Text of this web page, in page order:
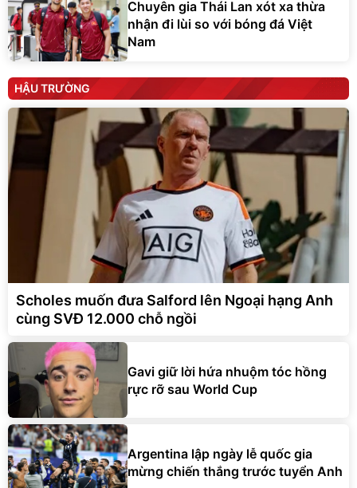
Chuyên gia Thái Lan xót xa thừa
nhận đi lùi so với bóng đá Việt
Nam
HẬU TRƯỜNG
Scholes muốn đưa Salford lên Ngoại hạng Anh
cùng SVĐ 12.000 chỗ ngồi
Gavi giữ lời hứa nhuộm tóc hồng
rực rỡ sau World Cup
Argentina lập ngày lễ quốc gia
mừng chiến thắng trước tuyển Anh